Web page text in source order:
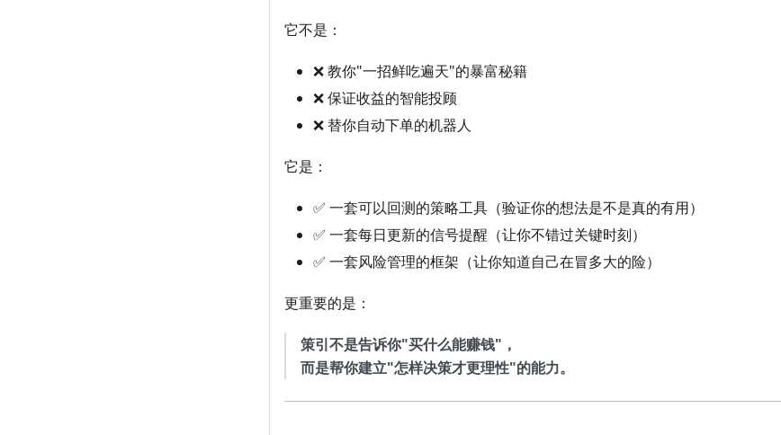
它不是：
❌ 教你"一招鲜吃遍天"的暴富秘籍
❌ 保证收益的智能投顾
❌ 替你自动下单的机器人
它是：
✅ 一套可以回测的策略工具（验证你的想法是不是真的有用）
✅ 一套每日更新的信号提醒（让你不错过关键时刻）
✅ 一套风险管理的框架（让你知道自己在冒多大的险）
更重要的是：
策引不是告诉你"买什么能赚钱"，
而是帮你建立"怎样决策才更理性"的能力。